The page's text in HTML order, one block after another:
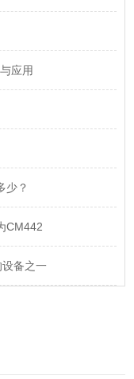
应用
少？
CM442
备之一